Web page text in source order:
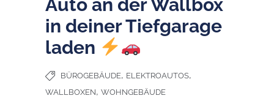
Auto an der Wallbox
in deiner Tiefgarage
laden
BÜROGEBÄUDE, ELEKTROAUTOS,
WALLBOXEN, WOHNGEBÄUDE